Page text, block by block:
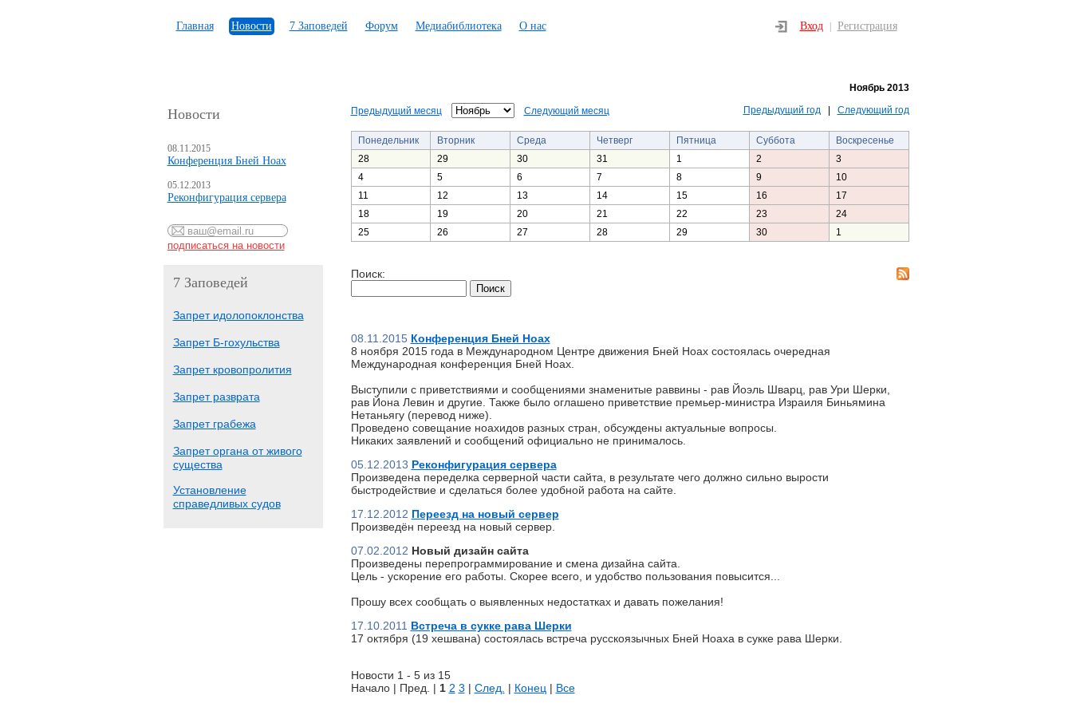
Главная Новости 7 Заповедей Форум Медиабиблиотека О нас Вход Регистрация
Новости
08.11.2015
Конференция Бней Ноах
05.12.2013
Реконфигурация сервера
7 Заповедей
Запрет идолопоклонства
Запрет Б-гохульства
Запрет кровопролития
Запрет разврата
Запрет грабежа
Запрет органа от живого
существа
Установление
справедливых судов
Ноябрь 2013
Предыдущий месяц Следующий месяц Предыдущий год| Следующий год
Понедельник Вторник Среда Четверг Пятница Суббота
Воскресенье
28
29 30 31 1 2
3
4
5 6 7 8 9
10
11
12 13 14 15 16
17
18
19 20 21 22 23
24
25
26 27 28 29 30 1
Поиск:
08.11.2015 Конференция Бней Ноах
8 ноября 2015 года в Международном Центре движения Бней Ноах состоялась очередная
Международная конференция Бней Ноах.
Выступили с приветствиями и сообщениями знаменитые раввины - рав Йоэль Шварц, рав Ури Шерки,
рав Йона Левин и другие. Также было оглашено приветствие премьер-министра Израиля Биньямина
Нетаньягу (перевод ниже).
Проведено совещание ноахидов разных стран, обсуждены актуальные вопросы.
Никаких заявлений и сообщений официально не принималось.
05.12.2013 Реконфигурация сервера
Произведена переделка серверной части сайта, в результате чего должно сильно вырости
быстродействие и сделаться более удобной работа на сайте.
17.12.2012 Переезд на новый сервер
Произведён переезд на новый сервер.
07.02.2012 Новый дизайн сайта
Произведены перепрограммирование и смена дизайна сайта.
Цель - ускорение его работы. Скорее всего, и удобство пользования повысится...
Прошу всех сообщать о выявленных недостатках и давать пожелания!
17.10.2011 Встреча в сукке рава Шерки
17 октября (19 хешвана) состоялась встреча русскоязычных Бней Ноаха в сукке рава Шерки.
Новости 1 - 5 из 15
Начало | Пред. | 1 2 3 | След. | Конец | Все